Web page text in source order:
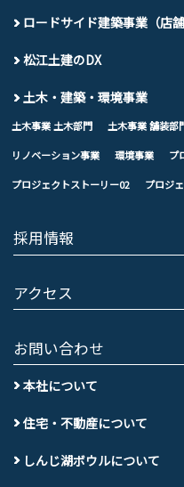
ロードサイド建築事業（店
松江土建のDX
土木・建築・環境事業
土木事業 土木部門 土木事業 舗装部
リノベーション事業 環境事業 プ
プロジェクトストーリー02 プロジ
採用情報
アクセス
お問い合わせ
本社について
住宅・不動産について
しんじ湖ボウルについて